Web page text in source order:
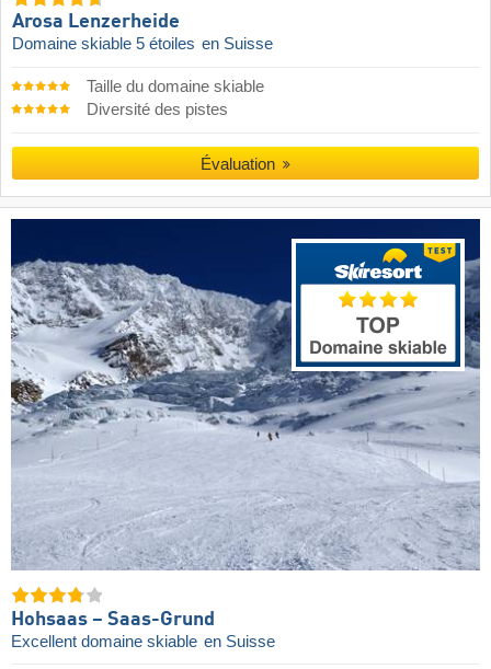
Arosa Lenzerheide
Domaine skiable 5 étoiles en Suisse
Taille du domaine skiable
Diversité des pistes
Évaluation
Hohsaas – Saas-Grund
Excellent domaine skiable en Suisse